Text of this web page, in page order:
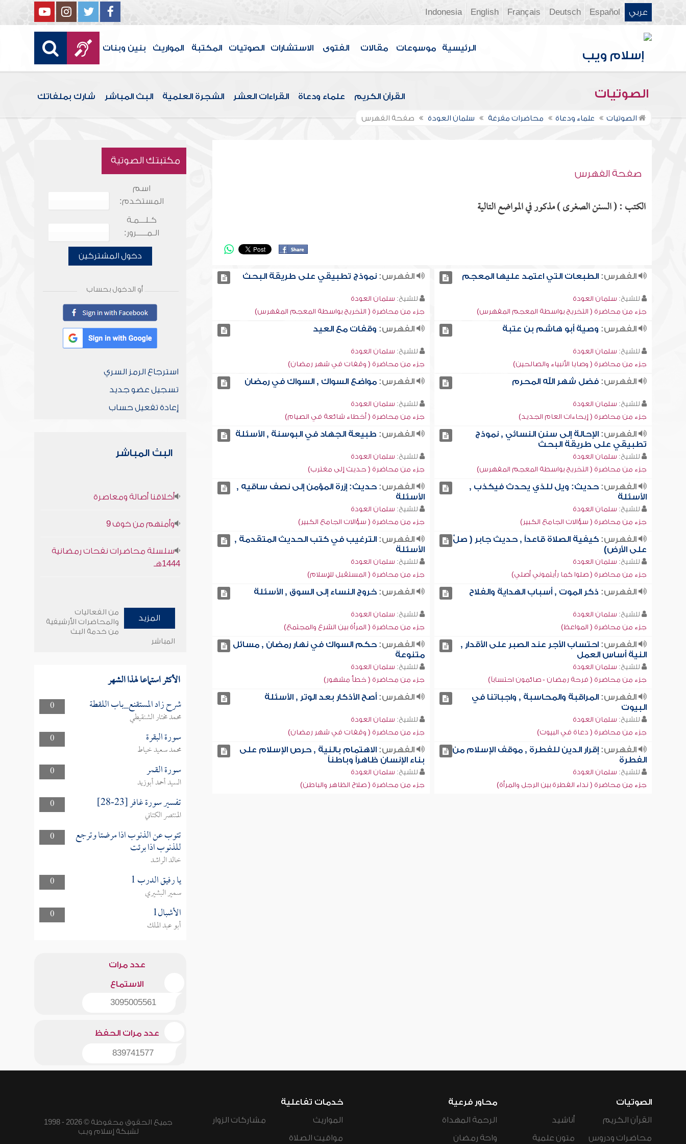
عربي Español
Deutsch
Français
English
Indonesia
الرئيسية موسوعات مقالات الفتوى الاستشارات الصوتيات المكتبة المواريث بنين وبنات
الصوتيات القرآن الكريم علماء ودعاة القراءات العشر الشجرة العلمية البث المباشر شارك بملفاتك
الصوتيات علماء ودعاة محاضرات مفرغة سلمان العودة صفحة الفهرس
صفحة الفهرس
الكتب : ( السنن الصغرى ) مذكور في المواضع التالية
الفهرس:الطبعات التي اعتمد عليها المعجم
للشيخ: سلمان العودة
جزء من محاضرة ( التخريج بواسطة المعجم المفهرس)
الفهرس: نموذج تطبيقي على طريقة البحث
للشيخ: سلمان العودة
جزء من محاضرة ( التخريج بواسطة المعجم المفهرس)
الفهرس: وصية أبو هاشم بن عتبة
للشيخ: سلمان العودة
جزء من محاضرة ( وصايا الأنبياء والصالحين)
الفهرس: وقفات مع العيد
للشيخ: سلمان العودة
جزء من محاضرة ( وقفات في شهر رمضان)
الفهرس:فضل شهر الله المحرم
للشيخ: سلمان العودة
جزء من محاضرة ( إيحاءات العام الجديد)
الفهرس: مواضع السواك , السواك في رمضان
للشيخ: سلمان العودة
جزء من محاضرة ( أخطاء شائعة في الصيام)
الفهرس:الإحالة إلى سنن النسائي , نموذج
تطبيقي على طريقة البحث
للشيخ: سلمان العودة
جزء من محاضرة ( التخريج بواسطة المعجم المفهرس)
الفهرس: طبيعة الجهاد في البوسنة , الأسئلة
للشيخ: سلمان العودة
جزء من محاضرة ( حديث إلى مغترب)
الفهرس:حديث: ويل للذي يحدث فيكذب ,
الأسئلة
للشيخ: سلمان العودة
جزء من محاضرة ( سؤالات الجامع الكبير)
الفهرس: حديث: إزرة المؤمن إلى نصف ساقيه ,
الأسئلة
للشيخ: سلمان العودة
جزء من محاضرة ( سؤالات الجامع الكبير)
الفهرس:كيفية الصلاة قاعداً , حديث جابر ( صلِّ
على الأرض)
للشيخ: سلمان العودة
جزء من محاضرة ( صلوا كما رأيتموني أصلي)
الفهرس: الترغيب في كتب الحديث المتقدمة ,
الأسئلة
للشيخ: سلمان العودة
جزء من محاضرة ( المستقبل للإسلام)
الفهرس: ذكر الموت , أسباب الهداية والفلاح
للشيخ: سلمان العودة
جزء من محاضرة ( المواعظ)
الفهرس: خروج النساء إلى السوق , الأسئلة
للشيخ: سلمان العودة
جزء من محاضرة ( المرأة بين الشرع والمجتمع)
الفهرس:احتساب الأجر عند الصبر على الأقدار ,
النية أساس العمل
للشيخ: سلمان العودة
جزء من محاضرة ( فرحة رمضان - صائمون احتساباً)
الفهرس: حكم السواك في نهار رمضان , مسائل
متنوعة
للشيخ: سلمان العودة
جزء من محاضرة ( خطأ مشهور)
الفهرس:المراقبة والمحاسبة , واجباتنا في
البيوت
للشيخ: سلمان العودة
جزء من محاضرة ( دعاة في البيوت)
الفهرس: أصح الأذكار بعد الوتر , الأسئلة
للشيخ: سلمان العودة
جزء من محاضرة ( وقفات في شهر رمضان)
الفهرس:إقرار الدين للفطرة , موقف الإسلام من
الفطرة
للشيخ: سلمان العودة
جزء من محاضرة ( نداء الفطرة بين الرجل والمرأة)
الفهرس: الاهتمام بالنية , حرص الإسلام على
بناء الإنسان ظاهراً وباطناً
للشيخ: سلمان العودة
جزء من محاضرة ( صلاح الظاهر والباطن)
مكتبتك الصوتية
اسم
المستخدم:
كـلـــمـة
الـمـــــرور:
دخول المشتركين
أو الدخول بحساب
استرجاع الرمز السري
تسجيل عضو جديد
إعادة تفعيل حساب
البث المباشر
أخلاقنا أصالة ومعاصرة
وأمنهم من خوف 9
سلسلة محاضرات نفحات رمضانية
1444هـ
المزيد
من الفعاليات
والمحاضرات الأرشيفية
من خدمة البث
المباشر
الأكثر استماعا لهذا الشهر
0 شرح زاد المستقنع_باب اللقطة
محمد مختار الشنقيطي
0
سورة البقرة
محمد سعيد خياط
0
سورة القمر
السيد أحمد أبوزيد
0
تفسير سورة غافر [23-28]
المنتصر الكتاني
0
تتوب عن الذنوب اذا مرضتا وترجع
للذنوب اذا برئت
خالد الراشد
0
يا رفيق الدرب 1
سمير البشيري
0
الأشبال1
أبو عبد الملك
عدد مرات
الاستماع
3095005561
عدد مرات الحفظ
839741577
الصوتيات
القرآن الكريم
محاضرات ودروس
أناشيد
متون علمية
محاور فرعية
الرحمة المهداة
واحة رمضان
خدمات تفاعلية
المواريث
مواقيت الصلاة
مشاركات الزوار
جميع الحقوق محفوظة © 2026 - 1998
لشبكة إسلام ويب